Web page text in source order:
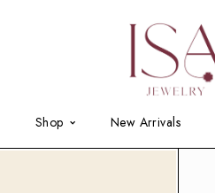
Shop New Arrivals